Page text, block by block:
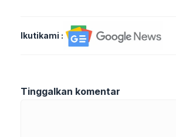
Ikutikami :
Tinggalkan komentar